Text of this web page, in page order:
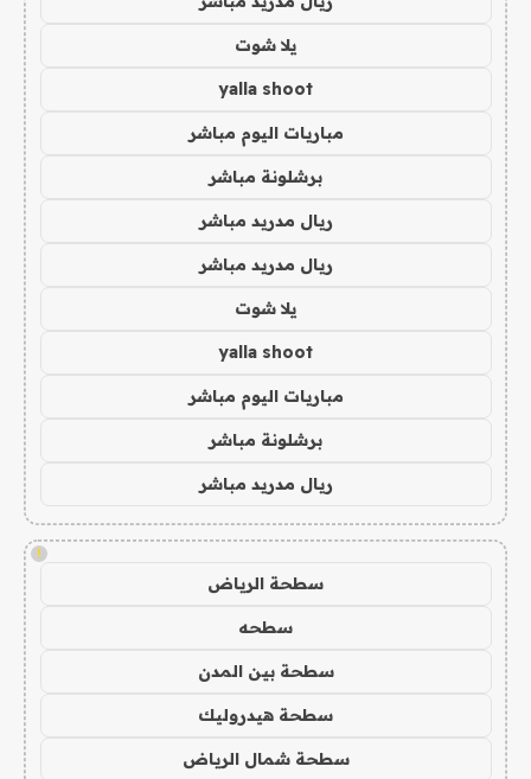
يلا شوت
yalla shoot
مباريات اليوم مباشر
برشلونة مباشر
ريال مدريد مباشر
ريال مدريد مباشر
يلا شوت
yalla shoot
مباريات اليوم مباشر
برشلونة مباشر
ريال مدريد مباشر
!
سطحة الرياض
سطحه
سطحة بين المدن
سطحة هيدروليك
سطحة شمال الرياض